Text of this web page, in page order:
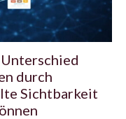
durch
Sichtbarkeit